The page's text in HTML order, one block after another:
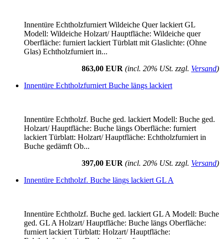
Innentüre Echtholzfurniert Wildeiche Quer lackiert GL
Modell: Wildeiche Holzart/ Hauptfläche: Wildeiche quer
Oberfläche: furniert lackiert Türblatt mit Glaslichte: (Ohne
Glas) Echtholzfurniert in...
863,00 EUR (incl. 20% USt. zzgl. Versand)
Innentüre Echtholzfurniert Buche längs lackiert
Innentüre Echtholzf. Buche ged. lackiert Modell: Buche ged.
Holzart/ Hauptfläche: Buche längs Oberfläche: furniert
lackiert Türblatt: Holzart/ Hauptfläche: Echtholzfurniert in
Buche gedämft Ob...
397,00 EUR (incl. 20% USt. zzgl. Versand)
Innentüre Echtholzf. Buche längs lackiert GL A
Innentüre Echtholzf. Buche ged. lackiert GL A Modell: Buche
ged. GL A Holzart/ Hauptfläche: Buche längs Oberfläche:
furniert lackiert Türblatt: Holzart/ Hauptfläche: